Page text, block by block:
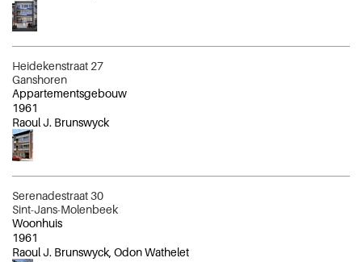
Heidekenstraat 27
Ganshoren
Appartementsgebouw
1961
Raoul J. Brunswyck
Serenadestraat 30
Sint-Jans-Molenbeek
Woonhuis
1961
Raoul J. Brunswyck, Odon Wathelet